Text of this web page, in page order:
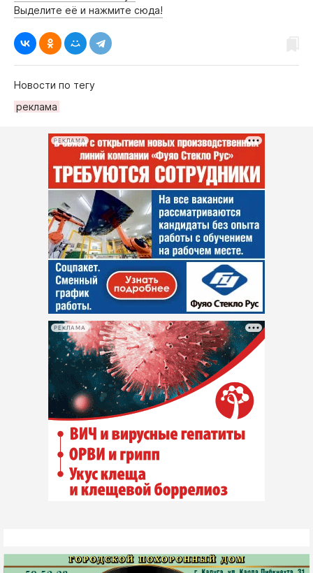
Выделите её и нажмите сюда!
Новости по тегу
реклама
РЕКЛАМА
РЕКЛАМА